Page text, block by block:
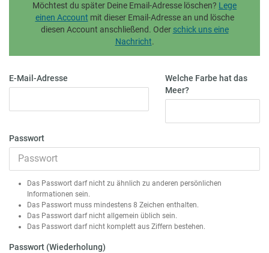
Möchtest du später Deine Email-Adresse löschen? Lege
einen Account mit dieser Email-Adresse an und lösche
diesen Account anschließend. Oder schick uns eine
Nachricht.
E-Mail-Adresse
Welche Farbe hat das
Meer?
Passwort
Das Passwort darf nicht zu ähnlich zu anderen persönlichen
Informationen sein.
Das Passwort muss mindestens 8 Zeichen enthalten.
Das Passwort darf nicht allgemein üblich sein.
Das Passwort darf nicht komplett aus Ziffern bestehen.
Passwort (Wiederholung)